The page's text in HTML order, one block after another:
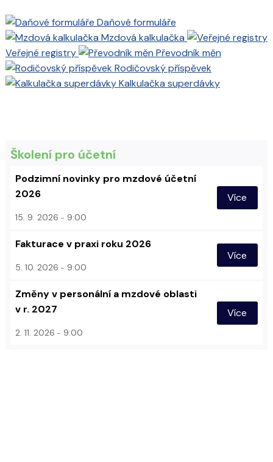
Daňové formuláře
Mzdová kalkulačka
Veřejné registry
Převodník měn
Rodičovský příspěvek
Kalkulačka superdávky
Školení pro účetní
Podzimní novinky pro mzdové účetní
2026
15. 9. 2026 9:00
Více
Fakturace v praxi roku 2026
5. 10. 2026 9:00
Více
Změny v personální a mzdové oblasti
v r. 2027
2. 11. 2026 9:00
Více